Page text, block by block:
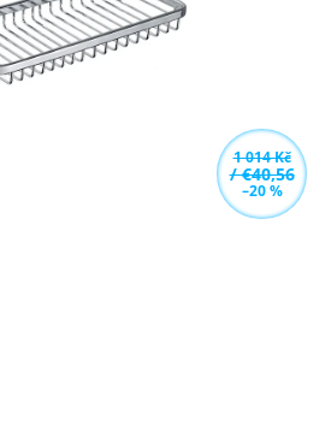
1 014 Kč
/ €40,56
–20 %